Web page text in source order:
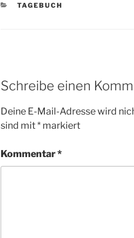
KATEGORIEN
TAGEBUCH
Schreibe einen
Deine E-Mail-Adresse wird
sind mit* markiert
Kommentar*